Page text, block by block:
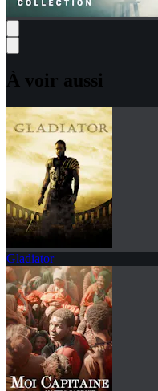
À voir aussi
Gladiator